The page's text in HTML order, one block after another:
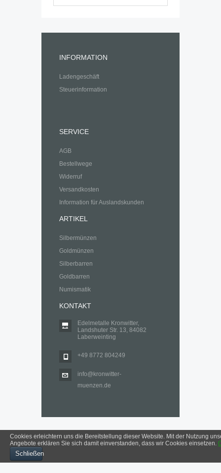
INFORMATION
Ladengeschäft
Steuerinformation
SERVICE
AGB
Bestellwege
Widerruf
Versandkosten
Information für Auslandskunden
ARTIKEL
Silbermünzen
Goldmünzen
Silberbarren
Goldbarren
Numismatik
KONTAKT
Edelmetalle Kronwitter,
Landshuter Str. 13, 84082
Laberweinting
+49 8772 804249
info@kronwitter-
muenzen.de
Cookies erleichtern uns die Bereitstellung dieser Website. Mit der Nutzung
Angebote erklären Sie sich damit einverstanden, dass wir Cookies einsetzen.
Schließen